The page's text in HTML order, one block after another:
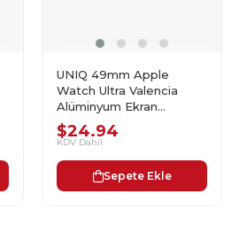
UNIQ 49mm Apple
Watch Ultra Valencia
Alüminyum Ekran
Koruyucu Titanium Silver
UNIQ-49MM-VALSIL
$24.94
KDV Dahil
Sepete Ekle